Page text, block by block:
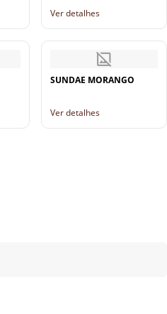
Ver detalhes
SUNDAE MORANGO
Ver detalhes